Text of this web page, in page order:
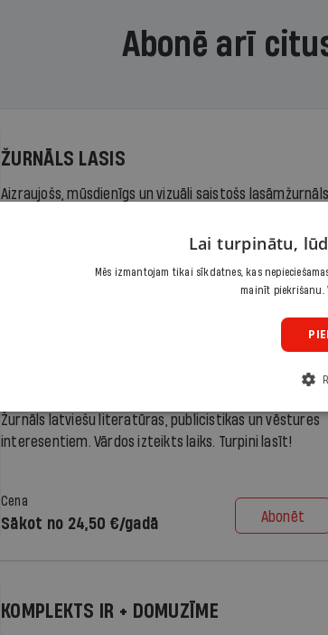
Abonē arī
ŽURNĀLS LASIS
Aizraujošs, mūsdienīgs un vizuāli saistošs lasāmžurnāls
Abonēt
Žurnāls latviešu literatūras, publicistikas un vēstures
interesentiem. Vārdos izteikts laiks. Turpini lasīt!
Cena
Sākot no 24,50 €/gadā Abonēt
KOMPLEKTS IR + DOMUZĪME
Lai turpinātu,
Mēs izmantojam tikai sīkdatnes, kas
mainīt piekrišanu.